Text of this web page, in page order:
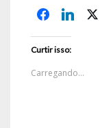
Curtir isso:
Carregando...